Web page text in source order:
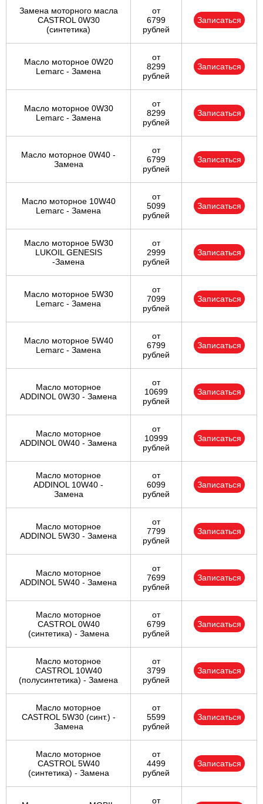
Замена моторного масла
CASTROL 0W30
(синтетика)
от
6799
рублей
Записаться
Масло моторное 0W20
Lemarc - Замена
от
8299
рублей
Записаться
Масло моторное 0W30
Lemarc - Замена
от
8299
рублей
Записаться
Масло моторное 0W40 -
Замена
от
6799
рублей
Записаться
Масло моторное 10W40
Lemarc - Замена
от
5099
рублей
Записаться
Масло моторное 5W30
LUKOIL GENESIS
-Замена
от
2999
рублей
Записаться
Масло моторное 5W30
Lemarc - Замена
от
7099
рублей
Записаться
Масло моторное 5W40
Lemarc - Замена
от
6799
рублей
Записаться
Масло моторное
ADDINOL 0W30 - Замена
от
10699
рублей
Записаться
Масло моторное
ADDINOL 0W40 - Замена
от
10999
рублей
Записаться
Масло моторное
ADDINOL 10W40 -
Замена
от
6099
рублей
Записаться
Масло моторное
ADDINOL 5W30 - Замена
от
7799
рублей
Записаться
Масло моторное
ADDINOL 5W40 - Замена
от
7699
рублей
Записаться
Масло моторное
CASTROL 0W40
(синтетика) - Замена
от
6799
рублей
Записаться
Масло моторное
CASTROL 10W40
(полусинтетика) - Замена
от
3799
рублей
Записаться
Масло моторное
CASTROL 5W30 (синт.) -
Замена
от
5599
рублей
Записаться
Масло моторное
CASTROL 5W40
(синтетика) - Замена
от
4499
рублей
Записаться
от